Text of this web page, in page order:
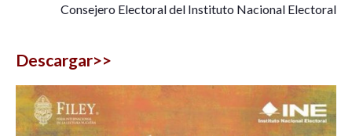
Consejero Electoral del Instituto Nacional Electoral
Descargar>>